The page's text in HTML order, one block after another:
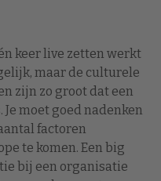
keer live zetten werkt
maar de culturele
zijn zo groot dat een
moet goed nadenken
factoren
te komen. Een big
bij een organisatie